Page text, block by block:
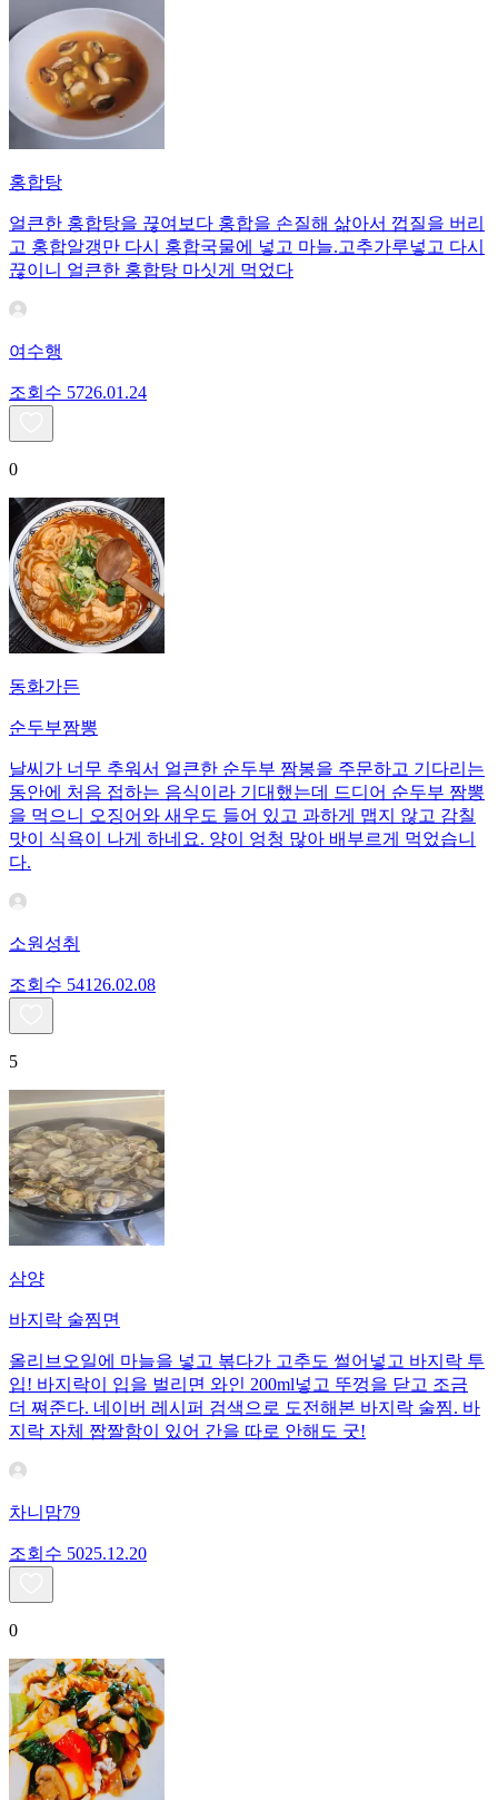
홍합탕
얼큰한 홍합탕을 끊여보다 홍합을 손질해 삶아서 껍질을 버리
고 홍합알갱만 다시 홍합국물에 넣고 마늘.고추가루넣고 다시
끊이니 얼큰한 홍합탕 마싯게 먹었다
여수행
조회수 5726.01.24
0
동화가든
순두부짬뽕
날씨가 너무 추워서 얼큰한 순두부 짬봉을 주문하고 기다리는
동안에 처음 접하는 음식이라 기대했는데 드디어 순두부 짬뽕
을 먹으니 오징어와 새우도 들어 있고 과하게 맵지 않고 감칠
맛이 식욕이 나게 하네요. 양이 엉청 많아 배부르게 먹었습니
다.
소원성취
조회수 541 26.02.08
5
삼양
바지락 술찜면
올리브오일에 마늘을 넣고 볶다가 고추도 썰어넣고 바지락 투
입! 바지락이 입을 벌리면 와인 200ml넣고 뚜껑을 닫고 조금
더 쪄준다. 네이버 레시퍼 검색으로 도전해본 바지락 술찜. 바
지락 자체 짭짤함이 있어 간을 따로 안해도 굿!
차니맘79
조회수 5025.12.20
0